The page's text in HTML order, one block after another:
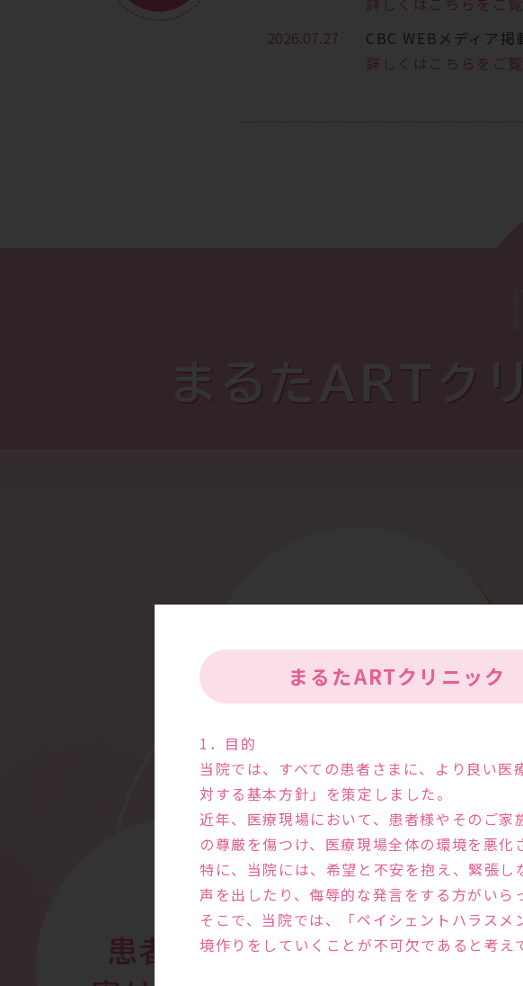
まるたARTクリニック
1．目的
当院では、すべての患者さまに、より良い
対する基本方針」を策定しました。
近年、医療現場において、患者様やそのご
の尊厳を傷つけ、医療現場全体の環境を悪化
特に、当院には、希望と不安を抱え、緊張
声を出したり、侮辱的な発言をする方がいら
そこで、当院では、「ペイシェントハラス
境作りをしていくことが不可欠であると考え
2026.07.27
CBC WEBメディア掲
詳しくはこちらをご
まるたARTク
高い専門性
患者さまに
多く